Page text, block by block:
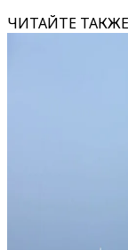
ЧИТАЙТЕ ТАКЖЕ